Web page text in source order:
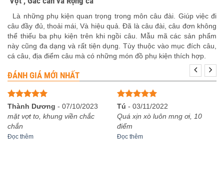
Là những phụ kiện quan trọng trong môn câu đài. Giúp việc đi
câu đầy đủ, thoải mái, Và hiệu quả. Đã là câu đài, câu đơn không
thể thiếu ba phụ kiện trên khi ngồi câu. Mẫu mã các sản phẩm
này cũng đa dạng và rất tiện dụng. Tùy thuộc vào mục đích câu,
cá câu, địa điểm câu mà có những món đồ phụ kiện thích hợp.
ĐÁNH GIÁ MỚI NHẤT
Được xếp
hạng
55
sao
Thành Dương - 07/10/2023
mặt vợt to, khung viền chắc
chắn
Đọc thêm
Được xếp
hạng 5
sao
Tú - 03/11/2022
Quá xịn xò luôn mng ơi, 10
điểm
Đọc thêm